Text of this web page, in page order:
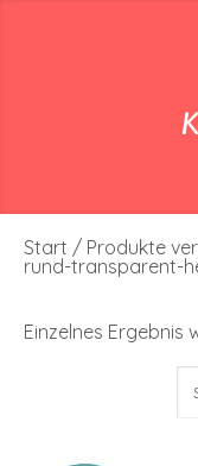
Start / Produkte
rund-transparent-
Einzelnes Ergebnis